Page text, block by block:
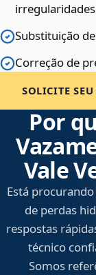
irregularidades
Substituição
Correção de
SOLICITE
Por
Vale
Está
de perdas
respostas
técnico
Somos